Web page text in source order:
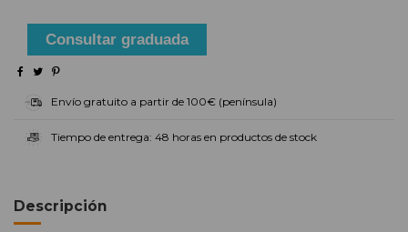
Consultar graduada
Envío gratuito a partir de 100€ (península)
Tiempo de entrega: 48 horas en productos de stock
Descripción